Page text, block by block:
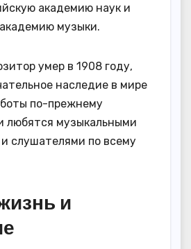
академию наук и
музыки.
умер в 1908 году,
наследие в мире
по-прежнему
любятся музыкальными
слушателями по всему
и